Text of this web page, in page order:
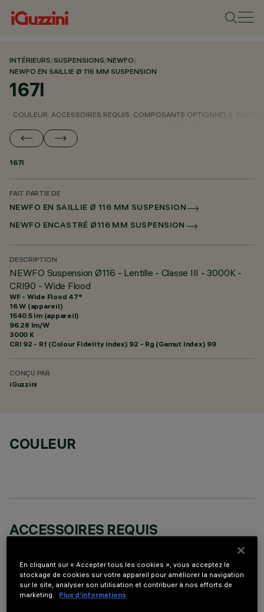
INTÉRIEURS/SUSPENSIONS/NEWFO/
NEWFO EN SAILLIE Ø 116 MM SUSPENSION
167I
COULEUR ACCESSOIRES REQUIS COMPOSANTS OPTIONNELS
167I
FAIT PARTIE DE
NEWFO EN SAILLIE Ø 116 MM SUSPENSION
NEWFO ENCASTRÉ Ø116 MM SUSPENSION
DESCRIPTION
NEWFO Suspension Ø116 - Lentille - Classe III - 3000K -
CRI90 - Wide Flood
WF - Wide Flood 47°
16 W (appareil)
1540.5 lm (appareil)
96.28 lm/W
3000 K
CRI 92 - Rf (Colour Fidelity Index) 92 - Rg (Gamut Index) 99
CONÇU PAR
iGuzzini
COULEUR
ACCESSOIRES REQUIS
Il est nécessaire de commander l'un des accessoires requis pour installer et utiliser correctement
En cliquant sur « Accepter tous les cookies », vous acceptez le
stockage de cookies sur votre appareil pour améliorer la navigation
sur le site, analyser son utilisation et contribuer à nos efforts de
marketing.
Plus d’informations